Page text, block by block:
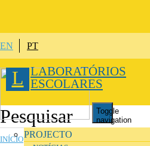
EN PT
L LABORATÓRIOS
ESCOLARES
Toggle
navigation
PROJECTO
ESTÁ AQUI
INÍCIO»ORGANIZAÇÃO